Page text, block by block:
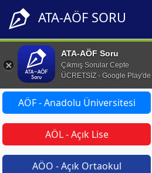
ATA-AÖF SORU
ATA-AÖF Soru
Çıkmış Sorular Cepte
ÜCRETSİZ - Google Play'de
AÖF - Anadolu Üniversitesi
AÖL - Açık Lise
AÖO - Açık Ortaokul